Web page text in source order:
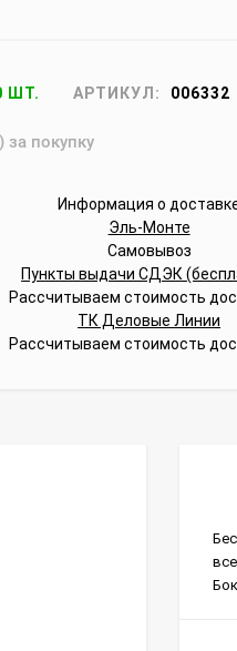
ШТ. АРТИКУЛ: 006332
за покупку
Информация о
Эль-Монте
Самовывоз
Пункты выдачи СДЭК
Рассчитываем стоимость
ТК Деловые Линии
Рассчитываем стоимость